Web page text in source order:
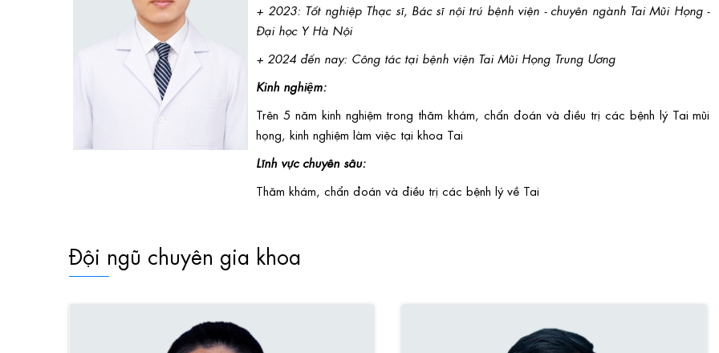
+ 2023: Tốt nghiệp Thạc sĩ, Bác sĩ nội trú bệnh viện - chuyên ngành Tai Mũi Họng -
Đại học Y Hà Nội
+ 2024 đến nay: Công tác tại bệnh viện Tai Mũi Họng Trung Ương
Kinh nghiệm:
Trên 5 năm kinh nghiệm trong thăm khám, chẩn đoán và điều trị các bệnh lý Tai mũi
họng, kinh nghiệm làm việc tại khoa Tai
Lĩnh vực chuyên sâu:
Thăm khám, chẩn đoán và điều trị các bệnh lý về Tai
Đội ngũ chuyên gia khoa